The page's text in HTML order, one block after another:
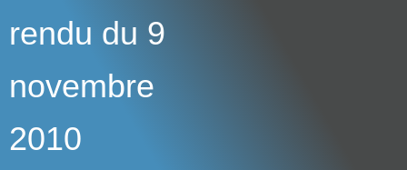
rendu du 9
novembre
2010